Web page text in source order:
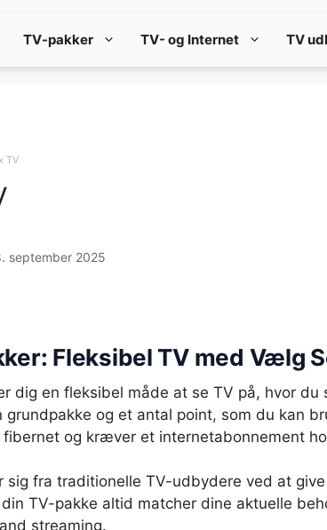
TV-pakker TV- og Internet TV
TV
september 2025
Fleksibel TV med Vælg
dig en fleksibel måde at se TV på, hvor
grundpakke og et antal point, som du kan
fibernet og kræver et internetabonnement
sig fra traditionelle TV-udbydere ved at
TV-pakke altid matcher dine aktuelle
streaming.